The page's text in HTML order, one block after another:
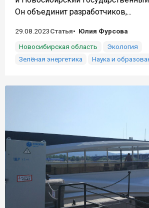
Он объединит разработчиков,...
29.08.2023Статья
Юлия Фурсова
Новосибирская область
Экология
Зелёная энергетика
Наука и